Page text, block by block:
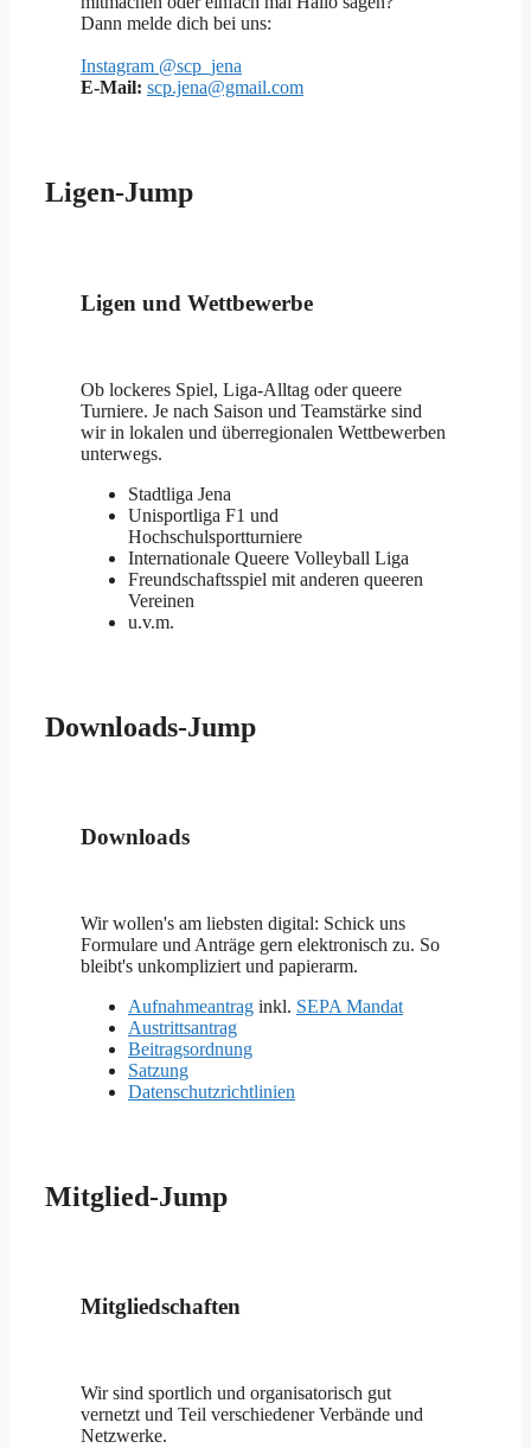
Dann melde dich bei uns:
Instagram @scp_jena
E-Mail: scp.jena@gmail.com
Ligen-Jump
Ligen und Wettbewerbe
Ob lockeres Spiel, Liga-Alltag oder queere
Turniere. Je nach Saison und Teamstärke sind
wir in lokalen und überregionalen Wettbewerben
unterwegs.
Stadtliga Jena
Unisportliga F1 und
Hochschulsportturniere
Internationale Queere Volleyball Liga
Freundschaftsspiel mit anderen queeren
Vereinen
u.v.m.
Downloads-Jump
Downloads
Wir wollen's am liebsten digital: Schick uns
Formulare und Anträge gern elektronisch zu. So
bleibt's unkompliziert und papierarm.
Aufnahmeantrag inkl. SEPA Mandat
Austrittsantrag
Beitragsordnung
Satzung
Datenschutzrichtlinien
Mitglied-Jump
Mitgliedschaften
Wir sind sportlich und organisatorisch gut
vernetzt und Teil verschiedener Verbände und
Netzwerke.